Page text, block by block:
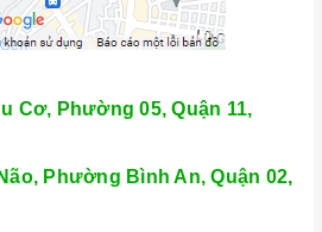
Cơ, Phường 05, Quận 11,
Phường Bình An, Quận 02,